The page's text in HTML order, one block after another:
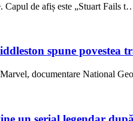
Capul de afiș este „Stuart Fails
spune
documentare National